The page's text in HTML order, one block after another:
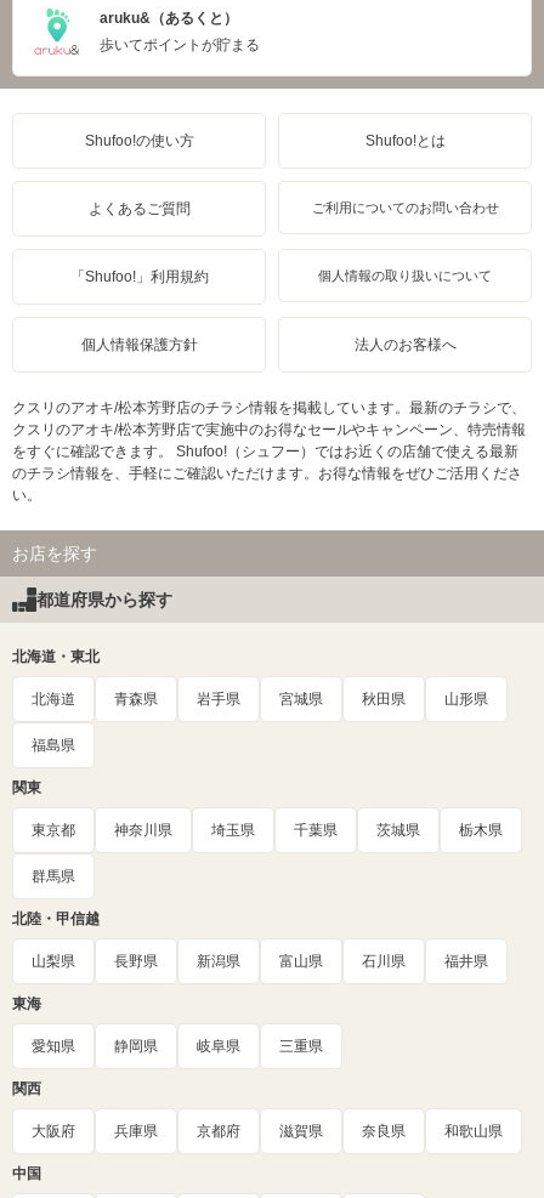
aruku&（あるくと）
歩いてポイントが貯まる
Shufoo!の使い方 Shufoo!とは
よくあるご質問 ご利用についてのお問い合わせ
「Shufoo!」利用規約 個人情報の取り扱いについて
個人情報保護方針 法人のお客様へ
クスリのアオキ/松本芳野店のチラシ情報を掲載しています。最新のチラシで、
クスリのアオキ/松本芳野店で実施中のお得なセールやキャンペーン、特売情報
をすぐに確認できます。 Shufoo!（シュフー）ではお近くの店舗で使える最新
のチラシ情報を、手軽にご確認いただけます。お得な情報をぜひご活用くださ
い。
お店を探す
都道府県から探す
北海道・東北
北海道 青森県 岩手県 宮城県 秋田県 山形県
福島県
関東
東京都 神奈川県 埼玉県 千葉県 茨城県 栃木県
群馬県
北陸・甲信越
山梨県 長野県 新潟県 富山県 石川県 福井県
東海
愛知県 静岡県 岐阜県 三重県
関西
大阪府 兵庫県 京都府 滋賀県 奈良県 和歌山県
中国